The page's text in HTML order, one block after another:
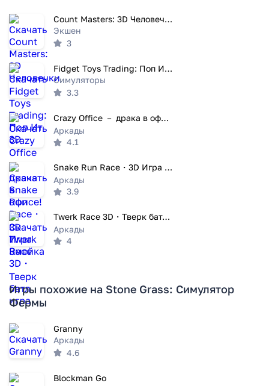
Count Masters: 3D Человечки
Экшен
3
Fidget Toys Trading: Поп Ит 3D
Симуляторы
3.3
Crazy Office － драка в офисе!
Аркады
4.1
Snake Run Race・3D Игра Змейка
Аркады
3.9
Twerk Race 3D・Тверк батл игра
Аркады
4
Игры похожие на Stone Grass: Симулятор
Фермы
Granny
Аркады
4.6
Blockman Go